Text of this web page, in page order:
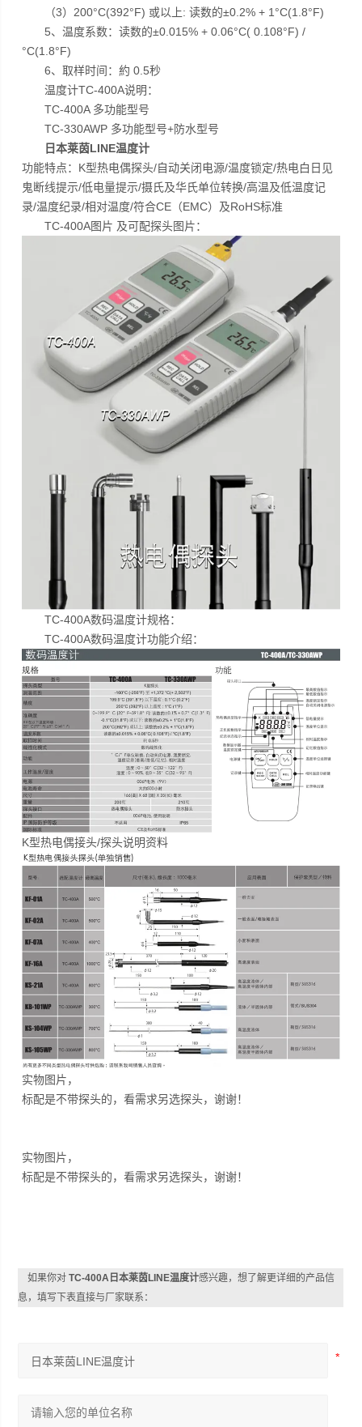
（3）200°C(392°F) 或以上: 读数的±0.2% + 1°C(1.8°F)
5、温度系数：读数的±0.015% + 0.06°C( 0.108°F) /
°C(1.8°F)
6、取样时间：約 0.5秒
温度计TC-400A说明：
TC-400A 多功能型号
TC-330AWP 多功能型号+防水型号
日本莱茵LINE温度计
功能特点：K型热电偶探头/自动关闭电源/温度锁定/热电白日见
鬼断线提示/低电量提示/摄氏及华氏单位转换/高温及低温度记
录/温度纪录/相对温度/符合CE（EMC）及RoHS标准
TC-400A图片 及可配探头图片：
TC-400A数码温度计规格：
TC-400A数码温度计功能介绍：
K型热电偶接头/探头说明资料
实物图片，
标配是不带探头的，看需求另选探头，谢谢！
实物图片，
标配是不带探头的，看需求另选探头，谢谢！
如果你对TC-400A日本莱茵LINE温度计感兴趣，想了解更详细的产品信
息，填写下表直接与厂家联系：